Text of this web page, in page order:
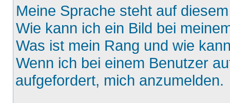
Meine Sprache steht auf
Wie kann ich ein Bild bei
Was ist mein Rang und wie
Wenn ich bei einem Benutzer
aufgefordert, mich anzumelden.